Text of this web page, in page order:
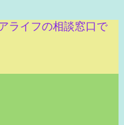
ライフの相談窓口で